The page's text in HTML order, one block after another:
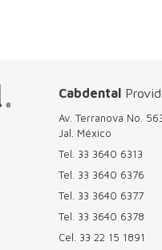
Cabdental
Av. Terranova No.
Jal. México
Tel. 33 3640 6313
Tel. 33 3640 6376
Tel. 33 3640 6377
Tel. 33 3640 6378
Cel. 33 22 15 1891